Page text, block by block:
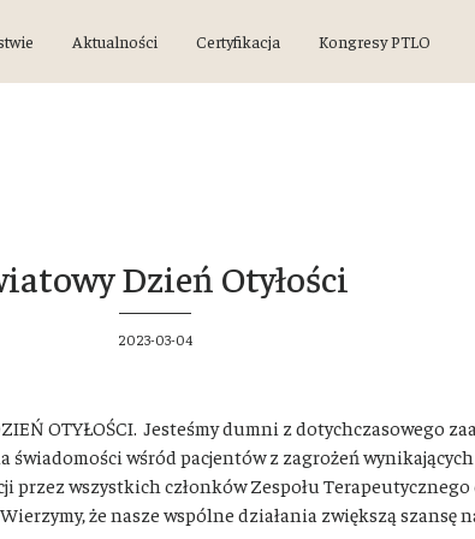
Aktualności Certyfikacja Kongresy PTLO
Dzień Otyłości
2023-03-04
OTYŁOŚCI. Jesteśmy dumni z dotychczasowego
świadomości wśród pacjentów z zagrożeń
wszystkich członków Zespołu
że nasze wspólne działania zwiększą szansę